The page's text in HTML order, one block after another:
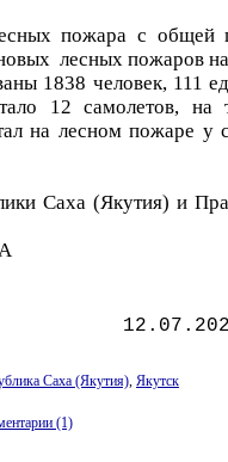
пожара с общей
лесных пожаров
1838 человек, 111
12 самолетов,
на лесном пожаре
Саха (Якутия) и
Саха (Якутия), Якутск
(1)